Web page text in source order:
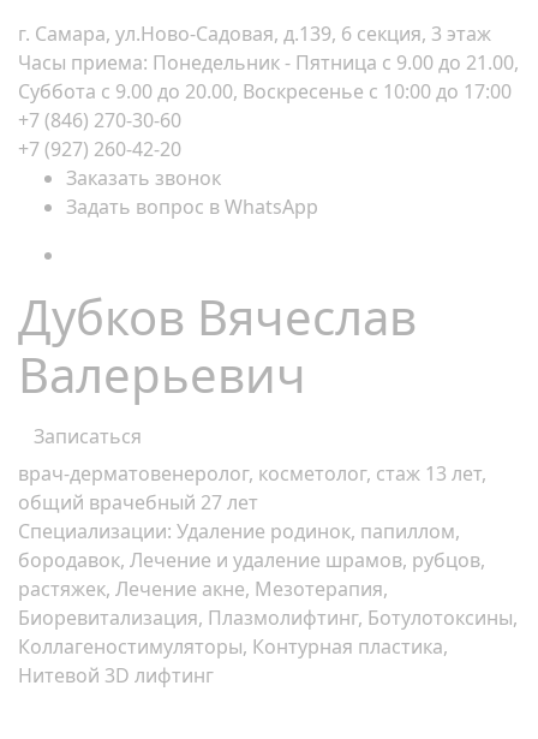
г. Самара, ул.Ново-Садовая, д.139, 6 секция, 3 этаж
Часы приема: Понедельник - Пятница с 9.00 до 21.00,
Суббота с 9.00 до 20.00, Воскресенье с 10:00 до 17:00
+7 (846) 270-30-60
+7 (927) 260-42-20
Заказать звонок
Задать вопрос в WhatsApp
Дубков Вячеслав
Валерьевич
Записаться
врач-дерматовенеролог, косметолог, стаж 13 лет,
общий врачебный 27 лет
Специализации: Удаление родинок, папиллом,
бородавок, Лечение и удаление шрамов, рубцов,
растяжек, Лечение акне, Мезотерапия,
Биоревитализация, Плазмолифтинг, Ботулотоксины,
Коллагеностимуляторы, Контурная пластика,
Нитевой 3D лифтинг